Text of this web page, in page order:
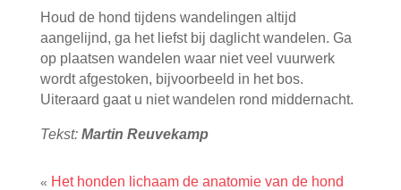
Houd de hond tijdens wandelingen altijd
aangelijnd, ga het liefst bij daglicht wandelen. Ga
op plaatsen wandelen waar niet veel vuurwerk
wordt afgestoken, bijvoorbeeld in het bos.
Uiteraard gaat u niet wandelen rond middernacht.
Tekst: Martin Reuvekamp
« Het honden lichaam de anatomie van de hond